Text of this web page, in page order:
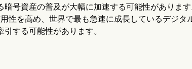
号資産の普及が大幅に加速する可能性がありま
性を高め、世界で最も急速に成長しているデジタ
する可能性があります。